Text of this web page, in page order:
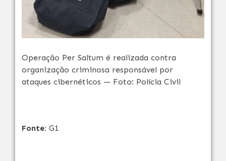
Operação Per Saltum é realizada contra
organização criminosa responsável por
ataques cibernéticos — Foto: Polícia Civil
Fonte: G1